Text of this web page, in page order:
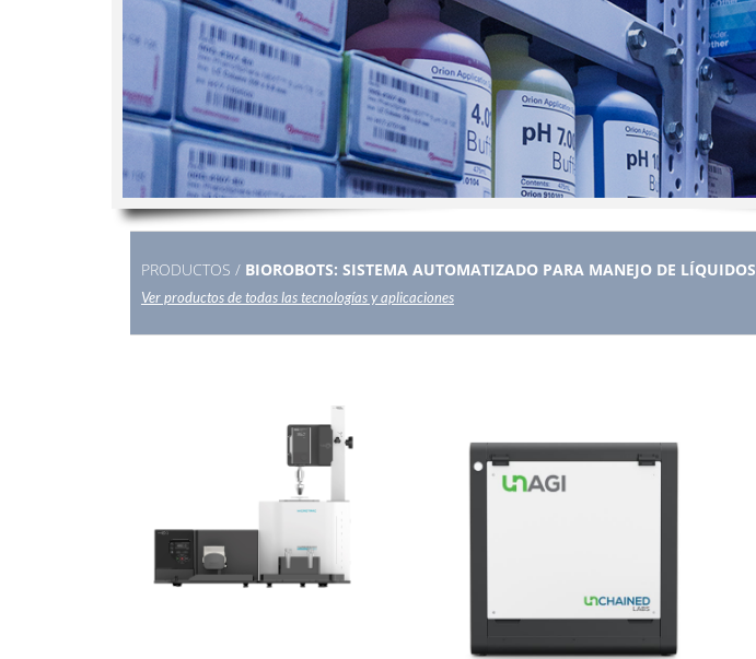
PRODUCTOS / BIOROBOTS: SISTEMA AUTOMATIZADO PARA MANEJO DE LÍQUIDOS
Ver productos de todas las tecnologías y aplicaciones